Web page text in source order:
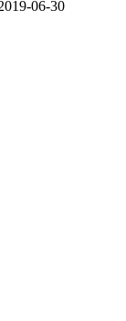
06-30